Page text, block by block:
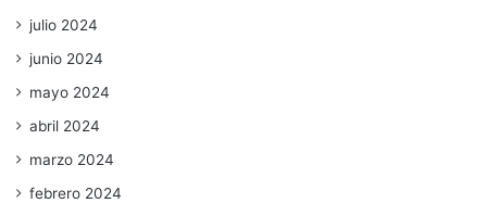
julio 2024
junio 2024
mayo 2024
abril 2024
marzo 2024
febrero 2024